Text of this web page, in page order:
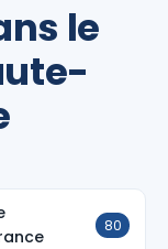
le
80